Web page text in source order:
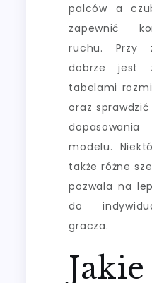
palców a
zapewnić
ruchu. Przy
dobrze jest
tabelami
oraz
modelu.
także różne
pozwala na
do
gracza.